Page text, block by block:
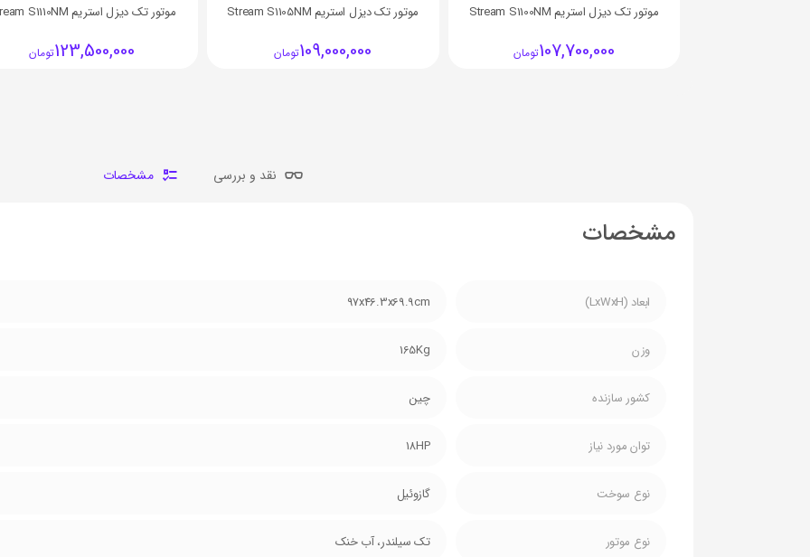
موتور تک ديزل استریم Stream S1100NM
107,700,000تومان
موتور تک ديزل استریم Stream S1105NM
109,000,000تومان
موتور تک ديزل استریم Stream S1110NM
123,500,000تومان
نقد و بررسی مشخصات
مشخصات
ابعاد (LxWxH) 97x46.3x69.9cm
وزن 165Kg
کشور سازنده چین
توان مورد نیاز 18HP
نوع سوخت گازوئیل
نوع موتور تک سیلندر، آب خنک